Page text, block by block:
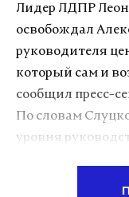
Лидер ЛДПР
освобождал
руководителя
который сам и
сообщил пресс-
По словам
уровня